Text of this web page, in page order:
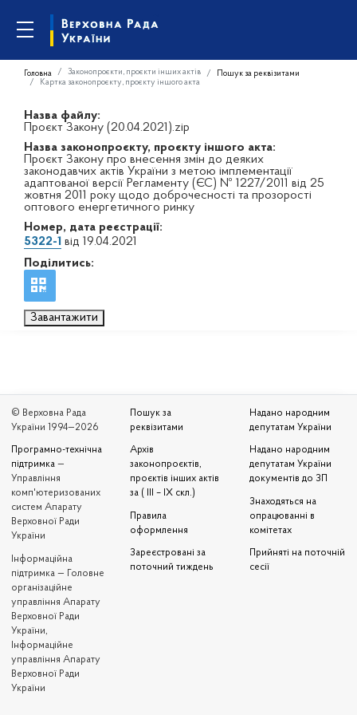
Головна Законопроєкти, проєкти інших актів
Пошук за реквізитами
Картка законопроєкту, проєкту іншого акта
Назва файлу:
Проєкт Закону (20.04.2021).zip
Назва законопроєкту, проєкту іншого акта:
Проєкт Закону про внесення змін до деяких
законодавчих актів України з метою імплементації
адаптованої версії Регламенту (ЄС) № 1227/2011 від 25
жовтня 2011 року щодо доброчесності та прозорості
оптового енергетичного ринку
Номер, дата реєстрації:
5322-1 від 19.04.2021
Поділитись:
Завантажити
© Верховна Рада
України 1994—2026
Програмно-технічна
підтримка —
Управління
комп'ютеризованих
систем Апарату
Верховної Ради
України
Iнформаційна
підтримка — Головне
організаційне
управління Апарату
Верховної Ради
України,
Інформаційне
управління Апарату
Верховної Ради
України
Пошук за
реквізитами
Архів
законопроєктів,
проєктів інших актів
за ( III – IX скл.)
Правила
оформлення
Зареєстровані за
поточний тиждень
Надано народним
депутатам України
Надано народним
депутатам України
документів до ЗП
Знаходяться на
опрацюванні в
комітетах
Прийняті на поточній
сесії